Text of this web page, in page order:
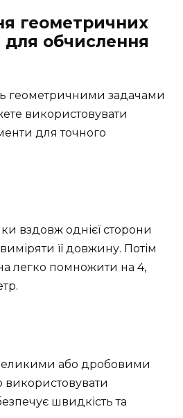
геометричних
для обчислення
геометричними задачами
використовувати
для точного
вздовж однієї сторони
її довжину. Потім
легко помножити на 4,
або дробовими
швидкість та